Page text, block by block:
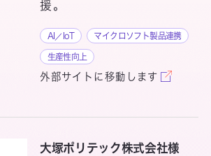
援。
AI／IoT マイクロソフト製品連携
生産性向上
外部サイトに移動します
大塚ポリテック株式会社様